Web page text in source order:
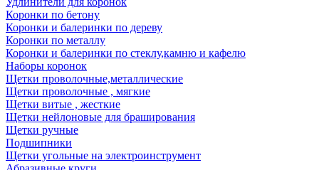
Коронки по бетону
Коронки и балеринки по дереву
Коронки по металлу
Коронки и балеринки по стеклу,камню и кафелю
Наборы коронок
Щетки проволочные,металлические
Щетки проволочные , мягкие
Щетки витые , жесткие
Щетки нейлоновые для браширования
Щетки ручные
Подшипники
Щетки угольные на электроинструмент